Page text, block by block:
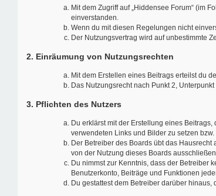
Mit dem Zugriff auf „Hiddensee Forum“ (im
einverstanden.
Wenn du mit diesen Regelungen nicht
Der Nutzungsvertrag wird auf unbestimmte
2. Einräumung von Nutzungsrechten
Mit dem Erstellen eines Beitrags erteilst du
Das Nutzungsrecht nach Punkt 2,
3. Pflichten des Nutzers
Du erklärst mit der Erstellung eines
verwendeten Links und Bilder zu setzen
Der Betreiber des Boards übt das
von der Nutzung dieses Boards
Du nimmst zur Kenntnis, dass der Betreiber
Benutzerkonto, Beiträge und Funktionen
Du gestattest dem Betreiber darüber